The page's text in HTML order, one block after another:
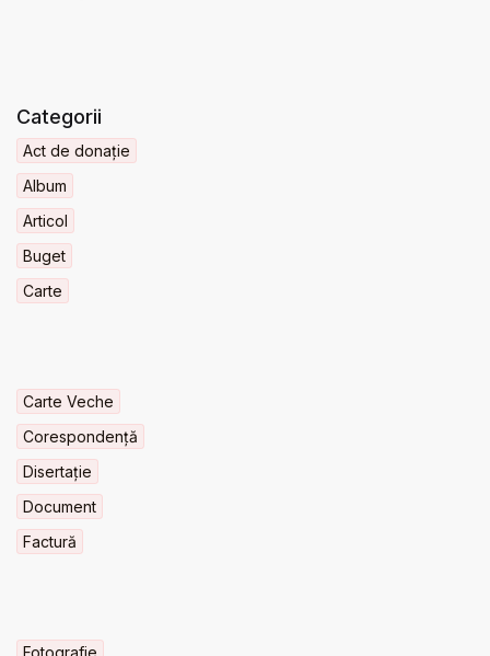
Categorii
Act de donație
Album
Articol
Buget
Carte
Carte Veche
Corespondență
Disertație
Document
Factură
Fotografie